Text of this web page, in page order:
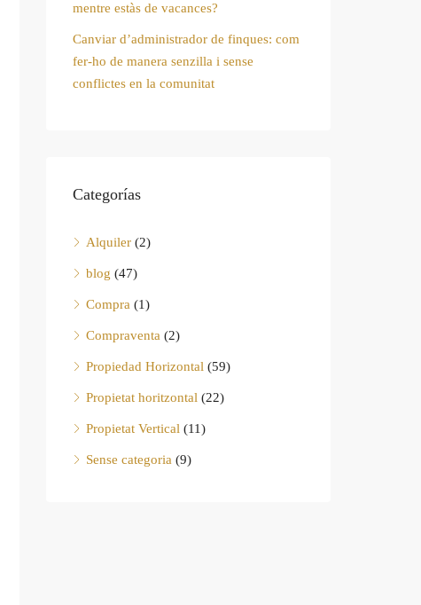
mentre estàs de vacances?
Canviar d’administrador de finques: com
fer-ho de manera senzilla i sense
conflictes en la comunitat
Categorías
Alquiler (2)
blog (47)
Compra (1)
Compraventa (2)
Propiedad Horizontal (59)
Propietat horitzontal (22)
Propietat Vertical (11)
Sense categoria (9)